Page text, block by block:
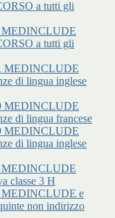
a tutti gli
MEDINCLUDE
a tutti gli
MEDINCLUDE
di lingua inglese
MEDINCLUDE
di lingua francese
MEDINCLUDE
di lingua inglese
MEDINCLUDE
classe 3 H
MEDINCLUDE e
non indirizzo